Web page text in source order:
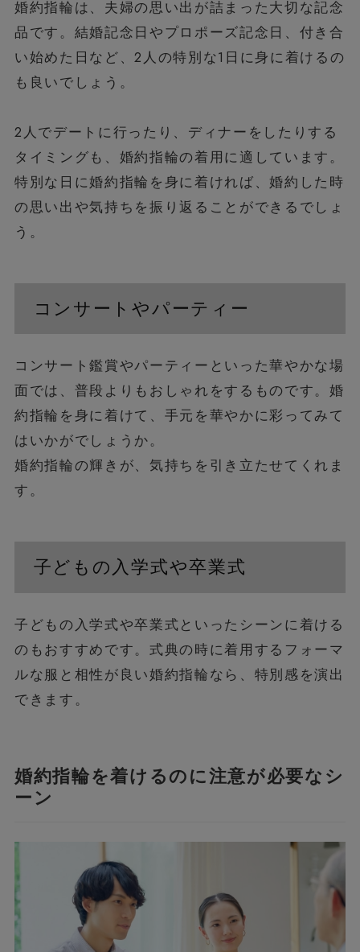
婚約指輪は、夫婦の思い出が詰まった大切な記念
品です。結婚記念日やプロポーズ記念日、付き合
い始めた日など、2人の特別な1日に身に着けるの
も良いでしょう。
2人でデートに行ったり、ディナーをしたりする
タイミングも、婚約指輪の着用に適しています。
特別な日に婚約指輪を身に着ければ、婚約した時
の思い出や気持ちを振り返ることができるでしょ
う。
コンサートやパーティー
コンサート鑑賞やパーティーといった華やかな場
面では、普段よりもおしゃれをするものです。婚
約指輪を身に着けて、手元を華やかに彩ってみて
はいかがでしょうか。
婚約指輪の輝きが、気持ちを引き立たせてくれま
す。
子どもの入学式や卒業式
子どもの入学式や卒業式といったシーンに着ける
のもおすすめです。式典の時に着用するフォーマ
ルな服と相性が良い婚約指輪なら、特別感を演出
できます。
婚約指輪を着けるのに注意が必要なシ
ーン